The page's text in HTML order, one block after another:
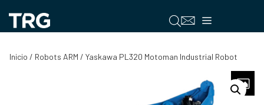
contenido
Menú
Inicio / Robots ARM / Yaskawa PL320 Motoman Industrial Robot